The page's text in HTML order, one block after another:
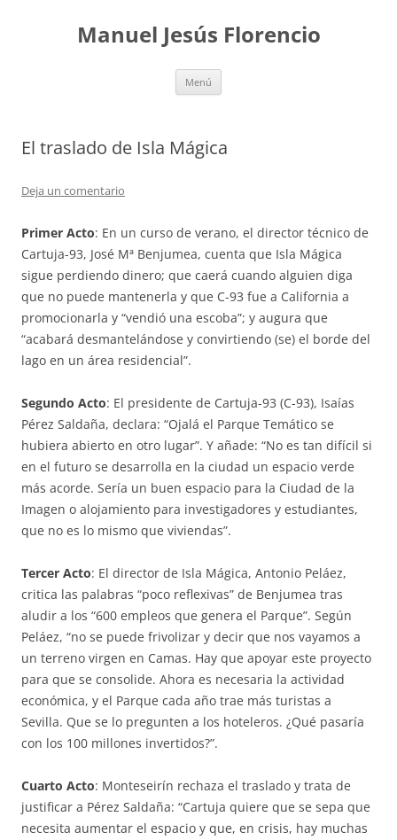
contenidoManuel Jesús Florencio
Menú
El traslado de Isla Mágica
Deja un comentario
Primer Acto: En un curso de verano, el director técnico de
Cartuja-93, José Mª Benjumea, cuenta que Isla Mágica
sigue perdiendo dinero; que caerá cuando alguien diga
que no puede mantenerla y que C-93 fue a California a
promocionarla y “vendió una escoba”; y augura que
“acabará desmantelándose y convirtiendo (se) el borde del
lago en un área residencial”.
Segundo Acto: El presidente de Cartuja-93 (C-93), Isaías
Pérez Saldaña, declara: “Ojalá el Parque Temático se
hubiera abierto en otro lugar”. Y añade: “No es tan difícil si
en el futuro se desarrolla en la ciudad un espacio verde
más acorde. Sería un buen espacio para la Ciudad de la
Imagen o alojamiento para investigadores y estudiantes,
que no es lo mismo que viviendas”.
Tercer Acto: El director de Isla Mágica, Antonio Peláez,
critica las palabras “poco reflexivas” de Benjumea tras
aludir a los “600 empleos que genera el Parque”. Según
Peláez, “no se puede frivolizar y decir que nos vayamos a
un terreno virgen en Camas. Hay que apoyar este proyecto
para que se consolide. Ahora es necesaria la actividad
económica, y el Parque cada año trae más turistas a
Sevilla. Que se lo pregunten a los hoteleros. ¿Qué pasaría
con los 100 millones invertidos?”.
Cuarto Acto: Monteseirín rechaza el traslado y trata de
justificar a Pérez Saldaña: “Cartuja quiere que se sepa que
necesita aumentar el espacio y que, en crisis, hay muchas